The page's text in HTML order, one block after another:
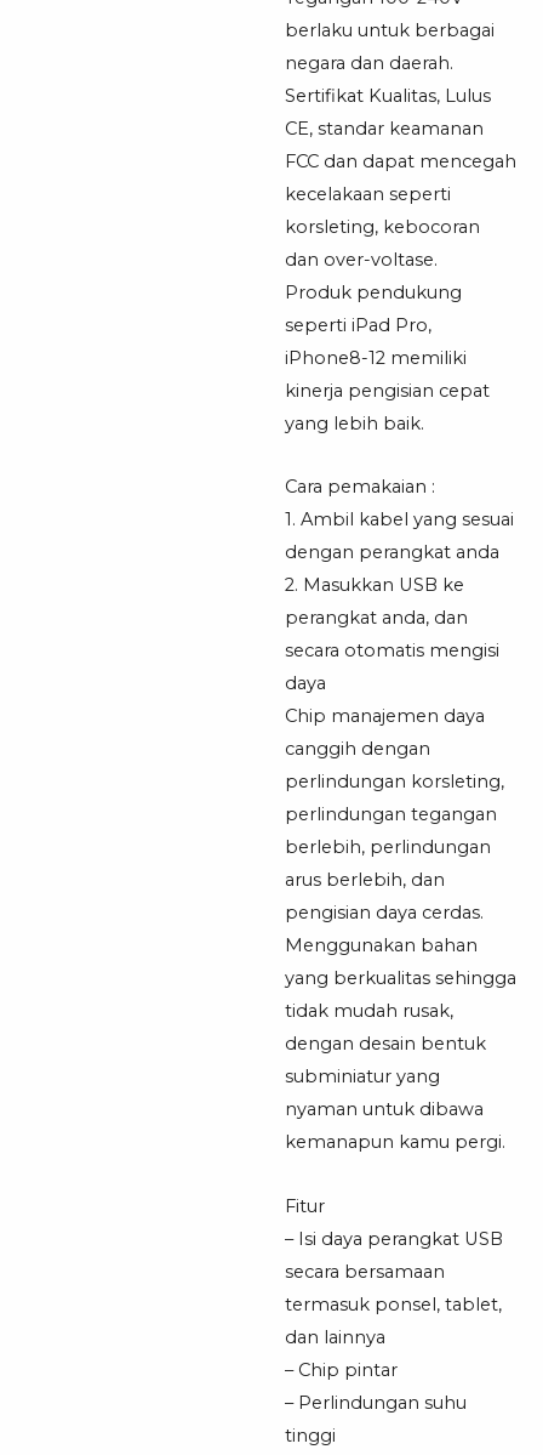
berlaku untuk berbagai
negara dan daerah.
Sertifikat Kualitas, Lulus
CE, standar keamanan
FCC dan dapat mencegah
kecelakaan seperti
korsleting, kebocoran
dan over-voltase.
Produk pendukung
seperti iPad Pro,
iPhone8-12 memiliki
kinerja pengisian cepat
yang lebih baik.
Cara pemakaian :
1. Ambil kabel yang sesuai
dengan perangkat anda
2. Masukkan USB ke
perangkat anda, dan
secara otomatis mengisi
daya
Chip manajemen daya
canggih dengan
perlindungan korsleting,
perlindungan tegangan
berlebih, perlindungan
arus berlebih, dan
pengisian daya cerdas.
Menggunakan bahan
yang berkualitas sehingga
tidak mudah rusak,
dengan desain bentuk
subminiatur yang
nyaman untuk dibawa
kemanapun kamu pergi.
Fitur
– Isi daya perangkat USB
secara bersamaan
termasuk ponsel, tablet,
dan lainnya
– Chip pintar
– Perlindungan suhu
tinggi